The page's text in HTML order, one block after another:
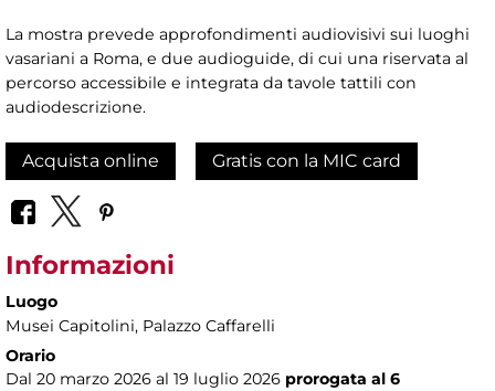
La mostra prevede approfondimenti audiovisivi sui luoghi
vasariani a Roma, e due audioguide, di cui una riservata al
percorso accessibile e integrata da tavole tattili con
audiodescrizione.
Acquista online Gratis con la MIC card
Informazioni
Luogo
Musei Capitolini, Palazzo Caffarelli
Orario
Dal 20 marzo 2026 al 19 luglio 2026 prorogata al 6